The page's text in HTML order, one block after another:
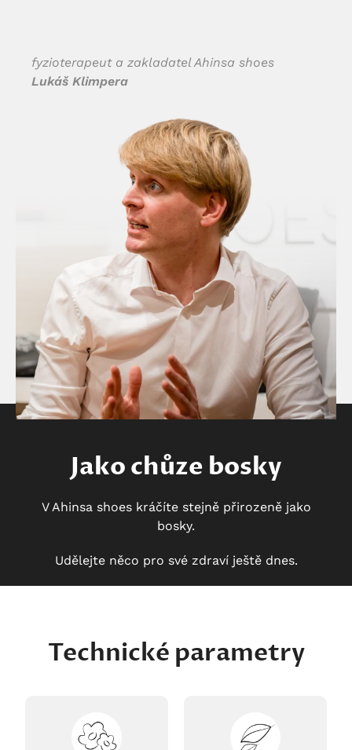
fyzioterapeut a zakladatel Ahinsa shoes
Lukáš Klimpera
Jako chůze bosky
V Ahinsa shoes kráčíte stejně přirozeně jako
bosky.
Udělejte něco pro své zdraví ještě dnes.
Technické parametry